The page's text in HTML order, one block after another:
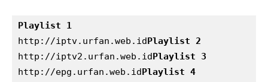
Playlist 1
http://iptv.urfan.web.idPlaylist 2
http://iptv2.urfan.web.idPlaylist 3
http://epg.urfan.web.idPlaylist 4